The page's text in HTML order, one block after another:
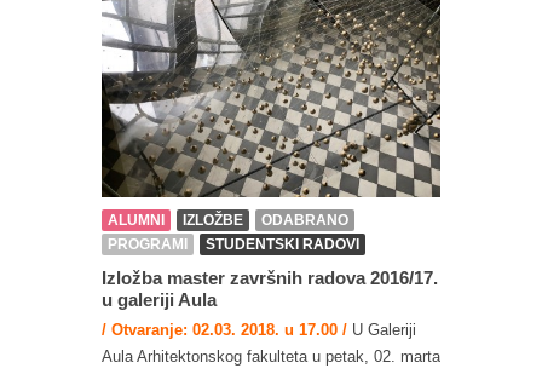
ALUMNI IZLOŽBE
ODABRANO
PROGRAMI
STUDENTSKI RADOVI
Izložba master završnih radova 2016/17.
u galeriji Aula
/ Otvaranje: 02.03. 2018. u 17.00 / U Galeriji
Aula Arhitektonskog fakulteta u petak, 02. marta